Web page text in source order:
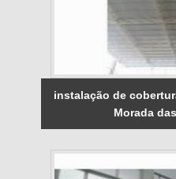
instalação de
Morada